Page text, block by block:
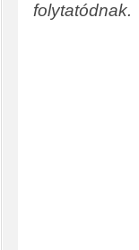
folytatódnak.